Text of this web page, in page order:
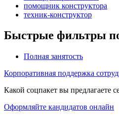
помощник конструктора
техник-конструктор
Быстрые фильтры
Полная занятость
Корпоративная поддержка
Какой соцпакет вы предлагаете
Оформляйте кандидатов онлайн